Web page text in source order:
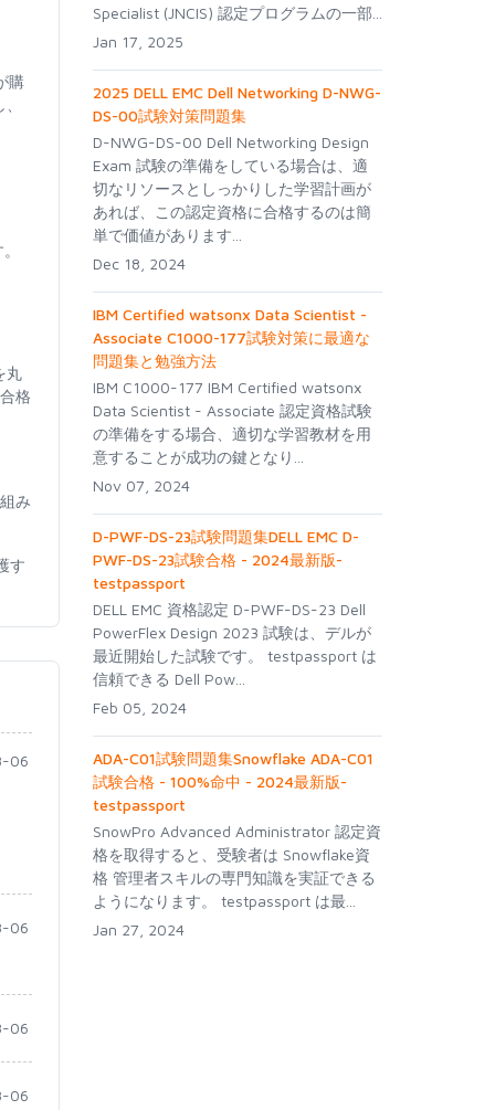
購
丸
格
み
す
06
06
06
06
Specialist (JNCIS) 認定プログラムの一部...
Jan 17, 2025
2025 DELL EMC Dell Networking D-NWG-
DS-00試験対策問題集
D-NWG-DS-00 Dell Networking Design
Exam 試験の準備をしている場合は、適
切なリソースとしっかりした学習計画が
あれば、この認定資格に合格するのは簡
単で価値があります...
Dec 18, 2024
IBM Certified watsonx Data Scientist -
Associate C1000-177試験対策に最適な
問題集と勉強方法
IBM C1000-177 IBM Certified watsonx
Data Scientist - Associate 認定資格試験
の準備をする場合、適切な学習教材を用
意することが成功の鍵となり...
Nov 07, 2024
D-PWF-DS-23試験問題集DELL EMC D-
PWF-DS-23試験合格 - 2024最新版-
testpassport
DELL EMC 資格認定 D-PWF-DS-23 Dell
PowerFlex Design 2023 試験は、デルが
最近開始した試験です。 testpassport は
信頼できる Dell Pow...
Feb 05, 2024
ADA-C01試験問題集Snowflake ADA-C01
試験合格 - 100%命中 - 2024最新版-
testpassport
SnowPro Advanced Administrator 認定資
格を取得すると、受験者は Snowflake資
格 管理者スキルの専門知識を実証できる
ようになります。 testpassport は最...
Jan 27, 2024